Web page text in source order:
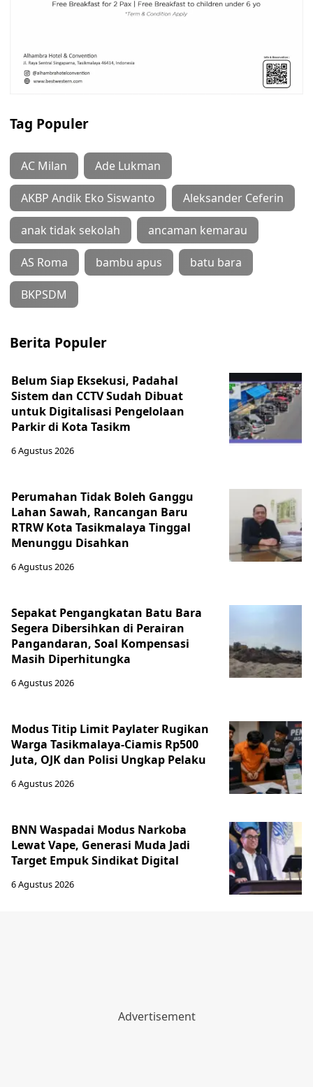
Tag Populer
AC Milan Ade Lukman
AKBP Andik Eko Siswanto Aleksander Ceferin
anak tidak sekolah ancaman kemarau
AS Roma bambu apus batu bara
BKPSDM
Berita Populer
Belum Siap Eksekusi, Padahal
Sistem dan CCTV Sudah Dibuat
untuk Digitalisasi Pengelolaan
Parkir di Kota Tasikm
6 Agustus 2026
Perumahan Tidak Boleh Ganggu
Lahan Sawah, Rancangan Baru
RTRW Kota Tasikmalaya Tinggal
Menunggu Disahkan
6 Agustus 2026
Sepakat Pengangkatan Batu Bara
Segera Dibersihkan di Perairan
Pangandaran, Soal Kompensasi
Masih Diperhitungka
6 Agustus 2026
Modus Titip Limit Paylater Rugikan
Warga Tasikmalaya-Ciamis Rp500
Juta, OJK dan Polisi Ungkap Pelaku
6 Agustus 2026
BNN Waspadai Modus Narkoba
Lewat Vape, Generasi Muda Jadi
Target Empuk Sindikat Digital
6 Agustus 2026